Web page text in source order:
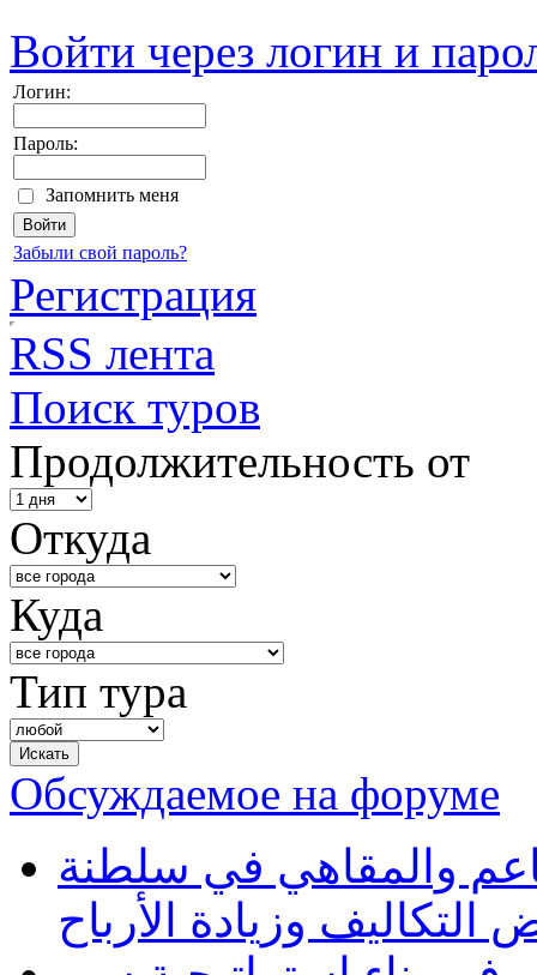
Войти через логин и
Логин:
Пароль:
Запомнить меня
Забыли свой пароль?
Регистрация
RSS лента
Поиск туров
Продолжительность от
Откуда
Куда
Тип тура
Обсуждаемое на форуме
والمقاهي في سلطنة
وزيادة الأرباح